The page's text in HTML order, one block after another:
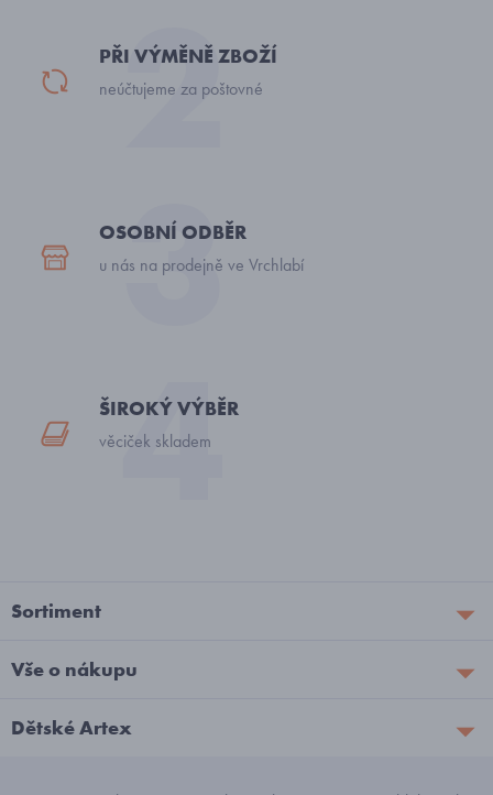
PŘI VÝMĚNĚ ZBOŽÍ
neúčtujeme za poštovné
OSOBNÍ ODBĚR
u nás na prodejně ve Vrchlabí
ŠIROKÝ VÝBĚR
věciček skladem
Sortiment
Vše o nákupu
Dětské Artex